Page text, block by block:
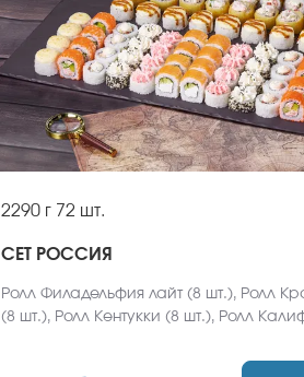
2290 г 72 шт.
СЕТ РОССИЯ
Ролл Филадельфия лайт (8 шт.), Ролл
(8 шт.), Ролл Кентукки (8 шт.), Ролл
шт.), Ролл Египетская курица (8 шт.),